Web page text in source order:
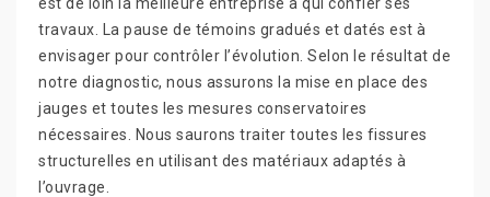
travaux. La pause de témoins gradués et datés est à
envisager pour contrôler l’évolution. Selon le résultat de
notre diagnostic, nous assurons la mise en place des
jauges et toutes les mesures conservatoires
nécessaires. Nous saurons traiter toutes les fissures
structurelles en utilisant des matériaux adaptés à
l’ouvrage.